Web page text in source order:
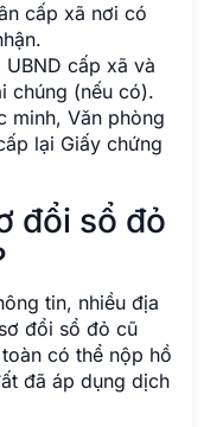
cấp xã nơi có
cấp xã và
chúng (nếu có).
minh, Văn phòng
lại Giấy chứng
đổi sổ đỏ
tin, nhiều địa
đổi sổ đỏ cũ
có thể nộp hồ
đã áp dụng dịch